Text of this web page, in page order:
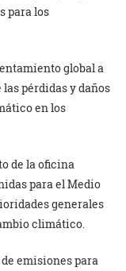
para los
global a
pérdidas y daños
en los
de la oficina
para el Medio
generales
climático.
emisiones para